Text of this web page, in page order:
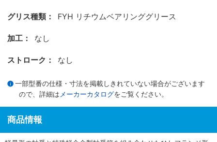
グリス種類： FYH リチウムベアリンググリース
加工： なし
ストローク： なし
一部型番の仕様・寸法を掲載しきれていない場合がございます
ので、詳細は メーカーカタログをご覧ください。
商品情報